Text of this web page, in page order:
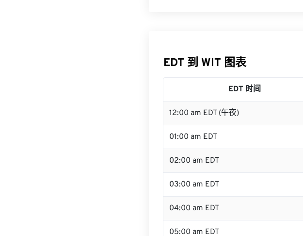
EDT 到 WIT 图表
EDT 时间
12:00 am EDT (午夜)
01:00 am EDT
02:00 am EDT
03:00 am EDT
04:00 am EDT
05:00 am EDT